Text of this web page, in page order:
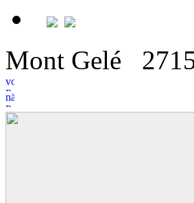
Mont Gelé 27